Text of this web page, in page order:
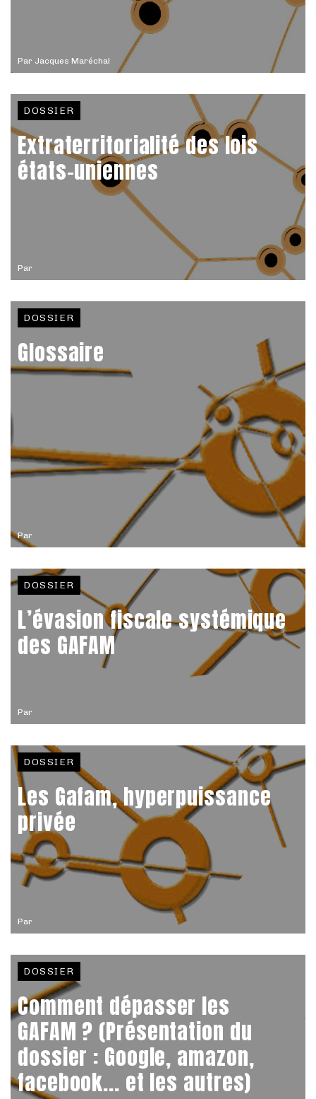
Par Jacques Maréchal
Par
DOSSIER
Extraterritorialité des lois
états-uniennes
Par
DOSSIER
Glossaire
Par
DOSSIER
L’évasion fiscale systémique
des GAFAM
Par
DOSSIER
Les Gafam, hyperpuissance
privée
DOSSIER
Comment dépasser les
GAFAM ? (Présentation du
dossier : Google, amazon,
facebook... et les autres)